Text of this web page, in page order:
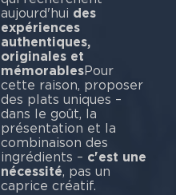
aujourd'hui des
expériences
authentiques,
originales et
mémorablesPour
cette raison, proposer
des plats uniques –
dans le goût, la
présentation et la
combinaison des
ingrédients – c'est une
nécessité, pas un
caprice créatif.